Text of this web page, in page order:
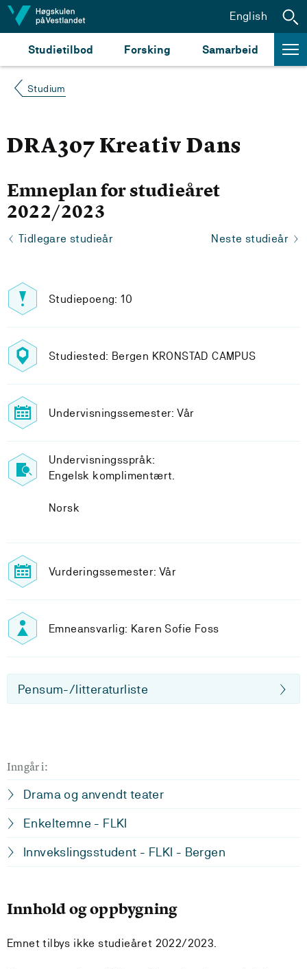
Hopp til innhald
Studietilbod Forsking Samarbeid
English
Studium
DRA307 Kreativ Dans
Emneplan for studieåret
2022/2023
Tidlegare studieår Neste studieår
Studiepoeng: 10
Studiested: Bergen KRONSTAD CAMPUS
Undervisningssemester: Vår
Undervisningsspråk:
Engelsk komplimentært.
Norsk
Vurderingssemester: Vår
Emneansvarlig: Karen Sofie Foss
Pensum-/litteraturliste
Inngår i:
Drama og anvendt teater
Enkeltemne - FLKI
Innvekslingsstudent - FLKI - Bergen
Innhold og oppbygning
Emnet tilbys ikke studieåret 2022/2023.